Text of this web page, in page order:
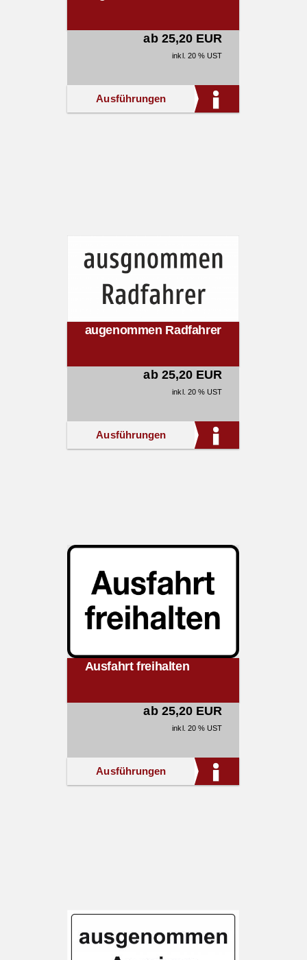
ab 25,20 EUR
inkl. 20 % UST
Ausführungen
augenommen Radfahrer
ab 25,20 EUR
inkl. 20 % UST
Ausführungen
Ausfahrt freihalten
ab 25,20 EUR
inkl. 20 % UST
Ausführungen